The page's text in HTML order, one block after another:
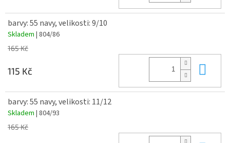
barvy: 55 navy, velikosti: 9/10
Skladem | 804/86
165 Kč
115 Kč
barvy: 55 navy, velikosti: 11/12
Skladem | 804/93
165 Kč